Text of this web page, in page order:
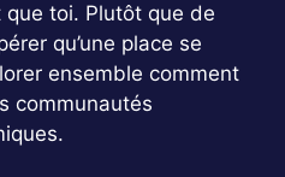
que toi. Plutôt que de
qu’une place se
ensemble comment
communautés